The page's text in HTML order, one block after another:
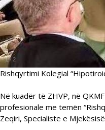
1/2
Rishqyrtimi Kolegial
Në kuadër të ZHVP, në
profesionale me temën
Zeqiri, Specialiste e